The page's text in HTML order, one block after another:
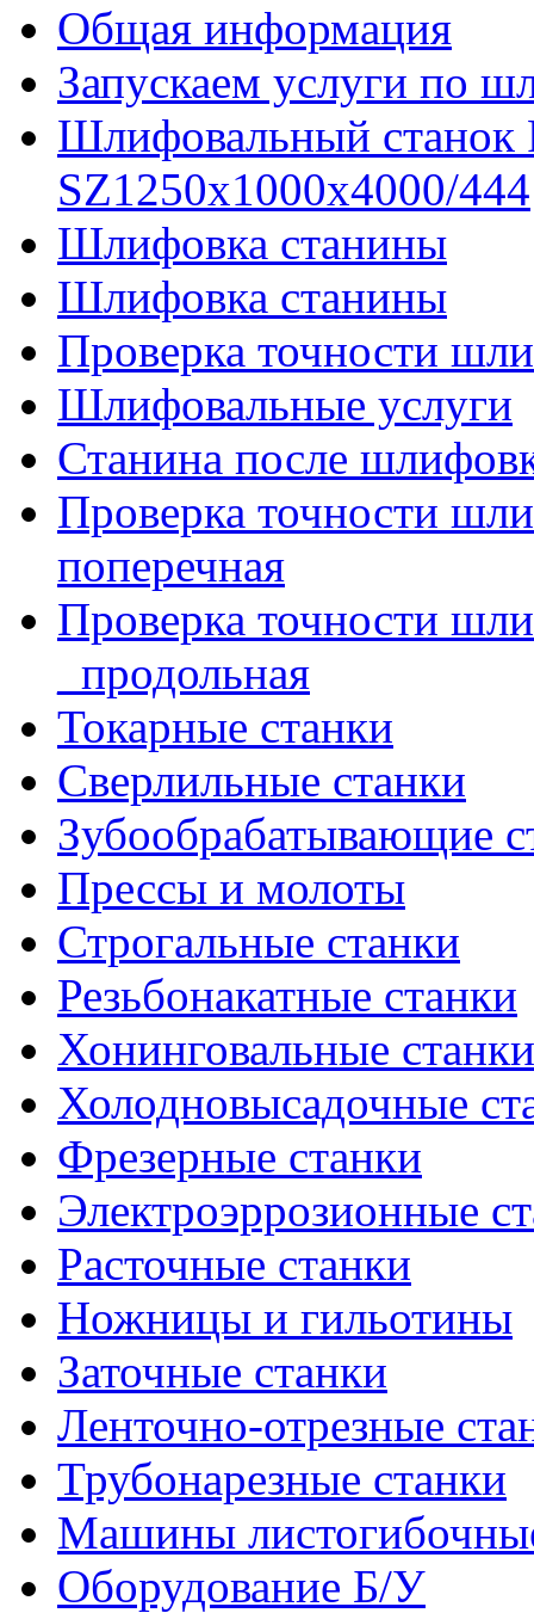
Общая информация
Запускаем услуги по
Шлифовальный
SZ1250x1000x4000/444
Шлифовка станины
Шлифовка станины
Проверка точности
Шлифовальные услуги
Станина после
Проверка точности
поперечная
Проверка точности
_продольная
Токарные станки
Сверлильные станки
Зубообрабатывающие
Прессы и молоты
Строгальные станки
Резьбонакатные станки
Хонинговальные станки
Холодновысадочные
Фрезерные станки
Электроэррозионные
Расточные станки
Ножницы и гильотины
Заточные станки
Ленточно-отрезные
Трубонарезные станки
Машины
Оборудование Б/У